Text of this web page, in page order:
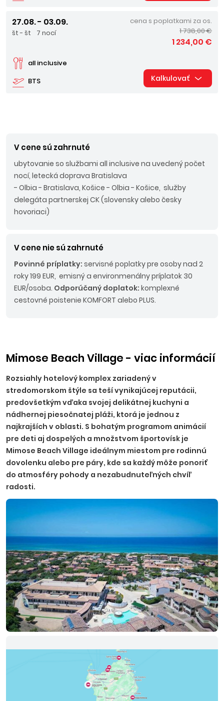
27.08. - 03.09.
št - št 7 nocí
BTS
all inclusive
cena s poplatkami za os.
1 738,00 €
1 234,00 €
Kalkulovať
V cene sú zahrnuté
ubytovanie so službami all inclusive na uvedený počet
nocí, letecká doprava Bratislava
- Olbia - Bratislava, Košice - Olbia - Košice, služby
delegáta partnerskej CK (slovensky alebo česky
hovoriaci)
V cene nie sú zahrnuté
Povinné príplatky: servisné poplatky pre osoby nad 2
roky 199 EUR, emisný a environmenálny príplatok 30
EUR/osoba. Odporúčaný doplatok: komplexné
cestovné poistenie KOMFORT alebo PLUS.
Mimose Beach Village - viac informácií
Rozsiahly hotelový komplex zariadený v
stredomorskom štýle sa teší vynikajúcej reputácii,
predovšetkým vďaka svojej delikátnej kuchyni a
nádhernej piesočnatej pláži, ktorá je jednou z
najkrajších v oblasti. S bohatým programom animácií
pre deti aj dospelých a množstvom športovísk je
Mimose Beach Village ideálnym miestom pre rodinnú
dovolenku alebo pre páry, kde sa každý môže ponoriť
do atmosféry pohody a nezabudnuteľných chvíľ
radosti.